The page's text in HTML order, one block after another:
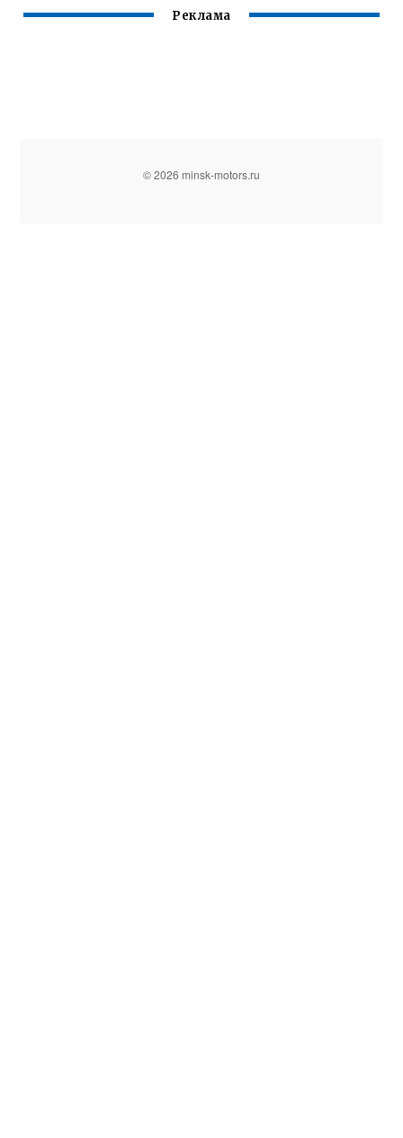
Реклама
© 2026 minsk-motors.ru